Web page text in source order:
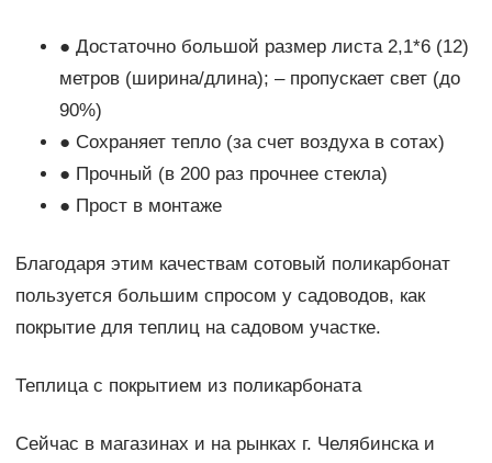
● Достаточно большой размер листа 2,1*6 (12)
метров (ширина/длина); – пропускает свет (до
90%)
● Сохраняет тепло (за счет воздуха в сотах)
● Прочный (в 200 раз прочнее стекла)
● Прост в монтаже
Благодаря этим качествам сотовый поликарбонат
пользуется большим спросом у садоводов, как
покрытие для теплиц на садовом участке.
Теплица с покрытием из поликарбоната
Сейчас в магазинах и на рынках г. Челябинска и